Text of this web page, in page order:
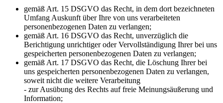
gemäß Art. 15 DSGVO das Recht, in dem dort bezeichneten
Umfang Auskunft über Ihre von uns verarbeiteten
personenbezogenen Daten zu verlangen;
gemäß Art. 16 DSGVO das Recht, unverzüglich die
Berichtigung unrichtiger oder Vervollständigung Ihrer bei uns
gespeicherten personenbezogenen Daten zu verlangen;
gemäß Art. 17 DSGVO das Recht, die Löschung Ihrer bei
uns gespeicherten personenbezogenen Daten zu verlangen,
soweit nicht die weitere Verarbeitung
- zur Ausübung des Rechts auf freie Meinungsäußerung und
Information;